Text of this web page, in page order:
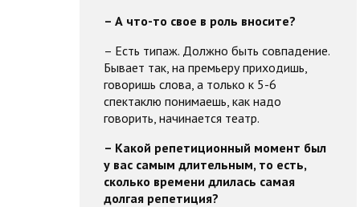
– А что-то свое в роль вносите?
– Есть типаж. Должно быть совпадение.
Бывает так, на премьеру приходишь,
говоришь слова, а только к 5-6
спектаклю понимаешь, как надо
говорить, начинается театр.
– Какой репетиционный момент был
у вас самым длительным, то есть,
сколько времени длилась самая
долгая репетиция?